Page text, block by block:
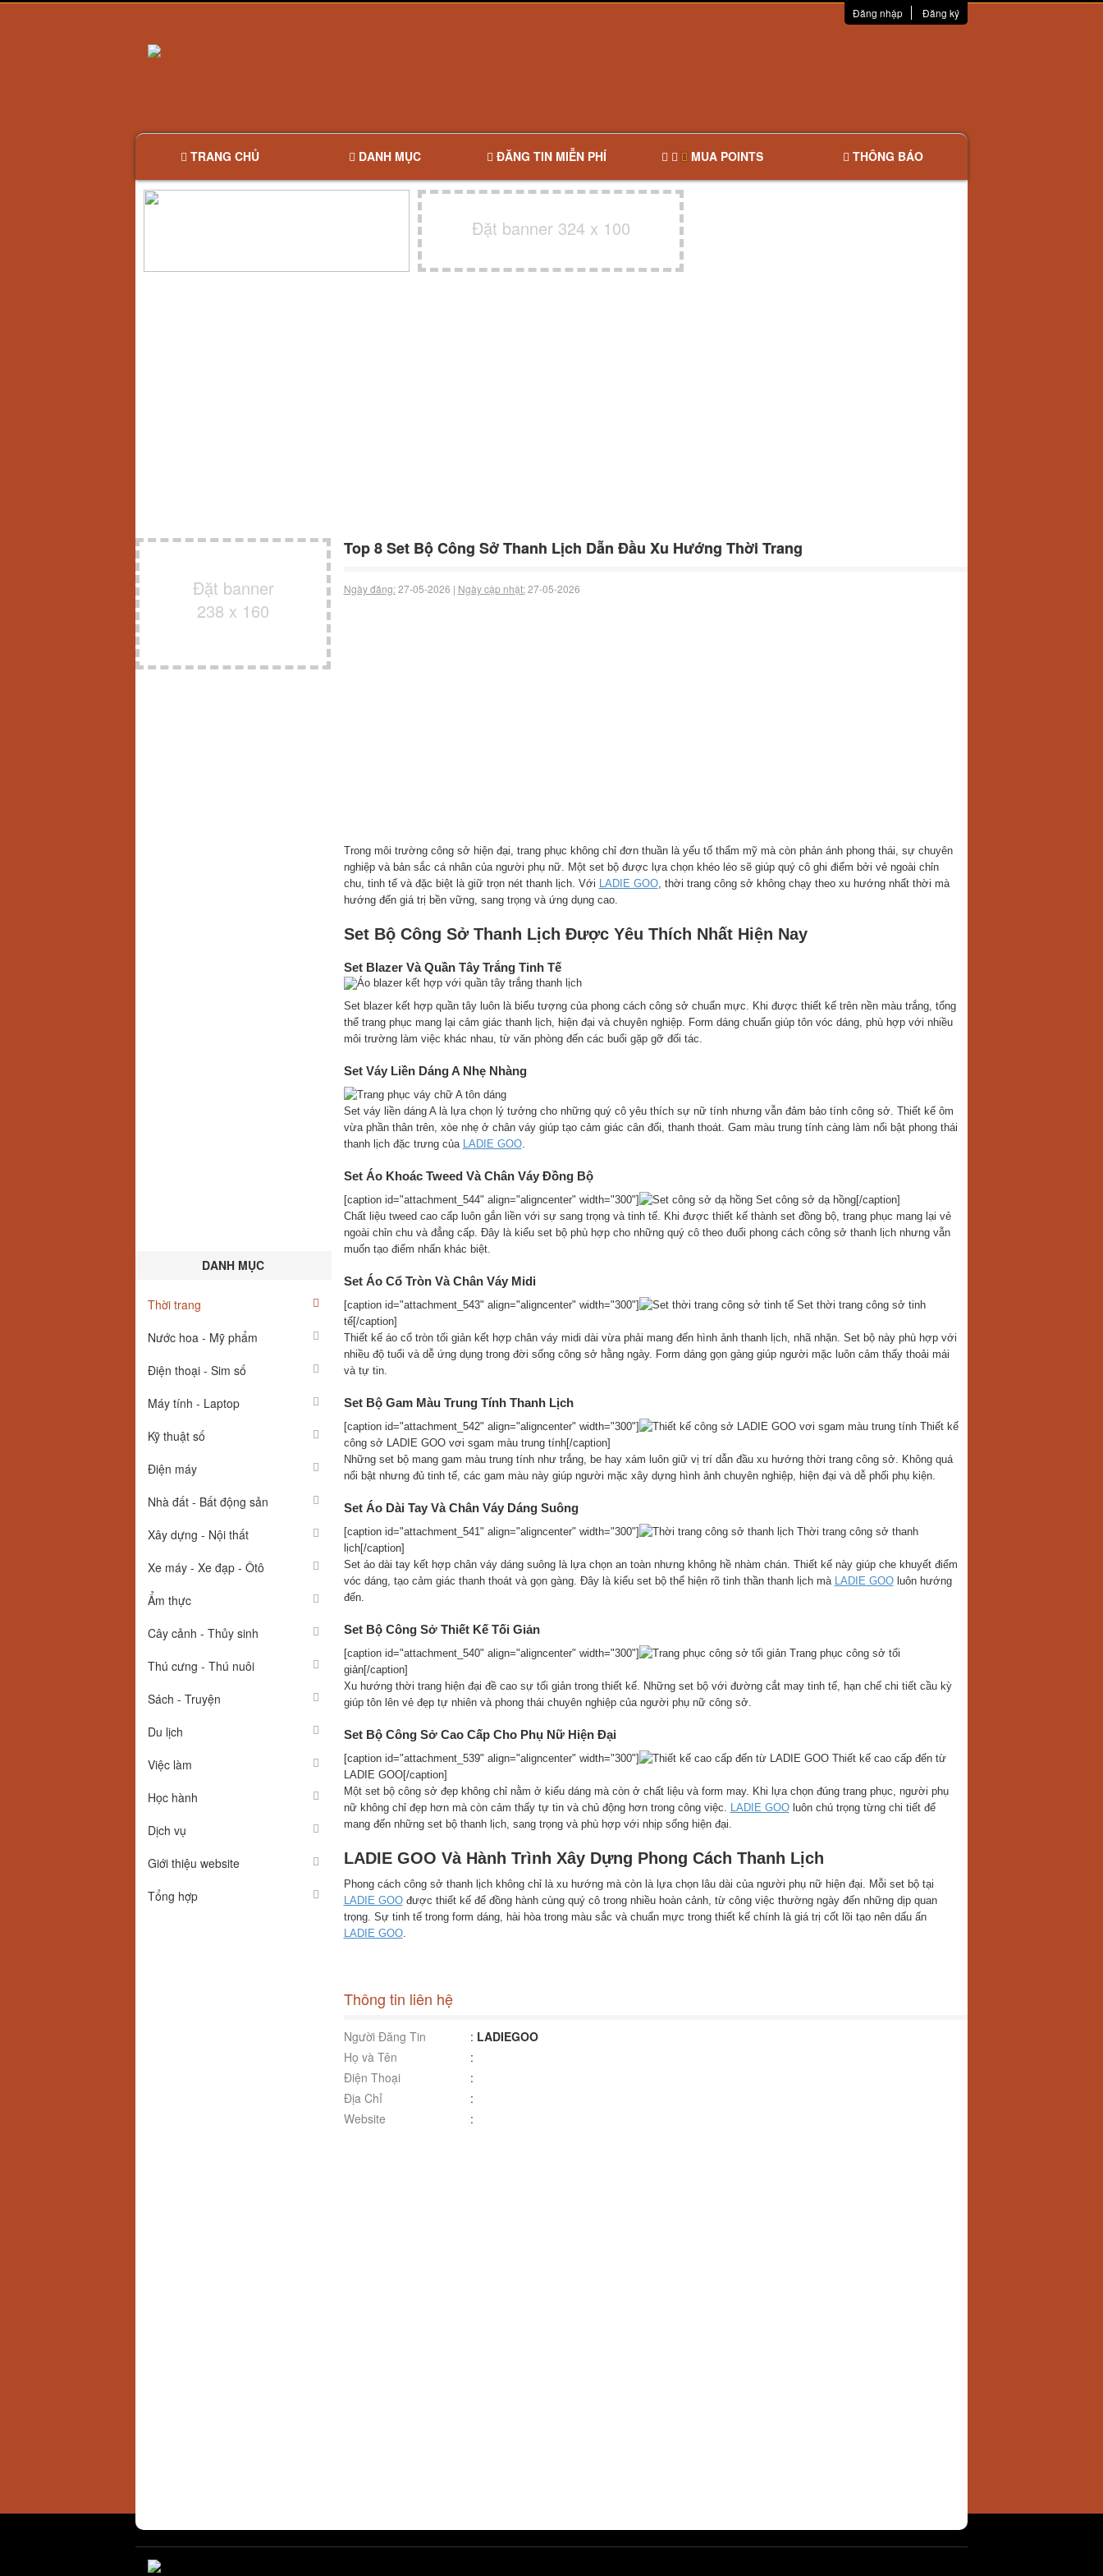
Đăng nhập Đăng ký
TRANG CHỦ DANH MỤC ĐĂNG TIN MIỄN PHÍ MUA POINTS THÔNG BÁO
Đặt banner 324 x 100
Đặt banner
238 x 160
DANH MỤC
Thời trang
Nước hoa - Mỹ phẩm
Điện thoại - Sim số
Máy tính - Laptop
Kỹ thuật số
Điện máy
Nhà đất - Bất động sản
Xây dựng - Nội thất
Xe máy - Xe đạp - Ôtô
Ẩm thực
Cây cảnh - Thủy sinh
Thú cưng - Thú nuôi
Sách - Truyện
Du lịch
Việc làm
Học hành
Dịch vụ
Giới thiệu website
Tổng hợp
Top 8 Set Bộ Công Sở Thanh Lịch Dẫn Đầu Xu Hướng Thời Trang
Ngày đăng:27-05-2026 | Ngày cập nhật:27-05-2026
Trong môi trường công sở hiện đại, trang phục không chỉ đơn thuần là yếu tố thẩm mỹ mà còn phản ánh phong thái, sự chuyên
nghiệp và bản sắc cá nhân của người phụ nữ. Một set bộ được lựa chọn khéo léo sẽ giúp quý cô ghi điểm bởi vẻ ngoài chỉn
chu, tinh tế và đặc biệt là giữ trọn nét thanh lịch. Với LADIE GOO, thời trang công sở không chạy theo xu hướng nhất thời mà
hướng đến giá trị bền vững, sang trọng và ứng dụng cao.
Set Bộ Công Sở Thanh Lịch Được Yêu Thích Nhất Hiện Nay
Set Blazer Và Quần Tây Trắng Tinh Tế
Set blazer kết hợp quần tây luôn là biểu tượng của phong cách công sở chuẩn mực. Khi được thiết kế trên nền màu trắng, tổng
thể trang phục mang lại cảm giác thanh lịch, hiện đại và chuyên nghiệp. Form dáng chuẩn giúp tôn vóc dáng, phù hợp với nhiều
môi trường làm việc khác nhau, từ văn phòng đến các buổi gặp gỡ đối tác.
Set Váy Liền Dáng A Nhẹ Nhàng
Set váy liền dáng A là lựa chọn lý tưởng cho những quý cô yêu thích sự nữ tính nhưng vẫn đảm bảo tính công sở. Thiết kế ôm
vừa phần thân trên, xòe nhẹ ở chân váy giúp tạo cảm giác cân đối, thanh thoát. Gam màu trung tính càng làm nổi bật phong thái
thanh lịch đặc trưng của LADIE GOO.
Set Áo Khoác Tweed Và Chân Váy Đồng Bộ
[caption id="attachment_544" align="aligncenter" width="300"]
Set công sở dạ hồng[/caption]
Chất liệu tweed cao cấp luôn gắn liền với sự sang trọng và tinh tế. Khi được thiết kế thành set đồng bộ, trang phục mang lại vẻ
ngoài chỉn chu và đẳng cấp. Đây là kiểu set bộ phù hợp cho những quý cô theo đuổi phong cách công sở thanh lịch nhưng vẫn
muốn tạo điểm nhấn khác biệt.
Set Áo Cổ Tròn Và Chân Váy Midi
[caption id="attachment_543" align="aligncenter" width="300"]
Set thời trang công sở tinh
tế[/caption]
Thiết kế áo cổ tròn tối giản kết hợp chân váy midi dài vừa phải mang đến hình ảnh thanh lịch, nhã nhặn. Set bộ này phù hợp với
nhiều độ tuổi và dễ ứng dụng trong đời sống công sở hằng ngày. Form dáng gọn gàng giúp người mặc luôn cảm thấy thoải mái
và tự tin.
Set Bộ Gam Màu Trung Tính Thanh Lịch
[caption id="attachment_542" align="aligncenter" width="300"]
Thiết kế
công sở LADIE GOO vơi sgam màu trung tính[/caption]
Những set bộ mang gam màu trung tính như trắng, be hay xám luôn giữ vị trí dẫn đầu xu hướng thời trang công sở. Không quá
nổi bật nhưng đủ tinh tế, các gam màu này giúp người mặc xây dựng hình ảnh chuyên nghiệp, hiện đại và dễ phối phụ kiện.
Set Áo Dài Tay Và Chân Váy Dáng Suông
[caption id="attachment_541" align="aligncenter" width="300"]
Thời trang công sở thanh
lịch[/caption]
Set áo dài tay kết hợp chân váy dáng suông là lựa chọn an toàn nhưng không hề nhàm chán. Thiết kế này giúp che khuyết điểm
vóc dáng, tạo cảm giác thanh thoát và gọn gàng. Đây là kiểu set bộ thể hiện rõ tinh thần thanh lịch mà LADIE GOOluôn hướng
đến.
Set Bộ Công Sở Thiết Kế Tối Giản
[caption id="attachment_540" align="aligncenter" width="300"]
Trang phục công sở tối
giản[/caption]
Xu hướng thời trang hiện đại đề cao sự tối giản trong thiết kế. Những set bộ với đường cắt may tinh tế, hạn chế chi tiết cầu kỳ
giúp tôn lên vẻ đẹp tự nhiên và phong thái chuyên nghiệp của người phụ nữ công sở.
Set Bộ Công Sở Cao Cấp Cho Phụ Nữ Hiện Đại
[caption id="attachment_539" align="aligncenter" width="300"]
Thiết kế cao cấp đến từ
LADIE GOO[/caption]
Một set bộ công sở đẹp không chỉ nằm ở kiểu dáng mà còn ở chất liệu và form may. Khi lựa chọn đúng trang phục, người phụ
nữ không chỉ đẹp hơn mà còn cảm thấy tự tin và chủ động hơn trong công việc. LADIE GOOluôn chú trọng từng chi tiết để
mang đến những set bộ thanh lịch, sang trọng và phù hợp với nhịp sống hiện đại.
LADIE GOO Và Hành Trình Xây Dựng Phong Cách Thanh Lịch
Phong cách công sở thanh lịch không chỉ là xu hướng mà còn là lựa chọn lâu dài của người phụ nữ hiện đại. Mỗi set bộ tại
LADIE GOOđược thiết kế để đồng hành cùng quý cô trong nhiều hoàn cảnh, từ công việc thường ngày đến những dịp quan
trọng. Sự tinh tế trong form dáng, hài hòa trong màu sắc và chuẩn mực trong thiết kế chính là giá trị cốt lõi tạo nên dấu ấn
LADIE GOO.
Thông tin liên hệ
Người Đăng Tin : LADIEGOO
Họ và Tên
:
Điện Thoại
:
Địa Chỉ
:
Website
: